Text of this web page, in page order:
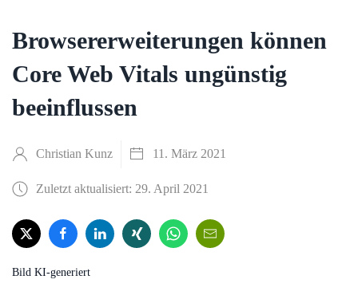
Browsererweiterungen können
Core Web Vitals ungünstig
beeinflussen
Christian Kunz 11. März 2021
Zuletzt aktualisiert: 29. April 2021
Bild KI-generiert